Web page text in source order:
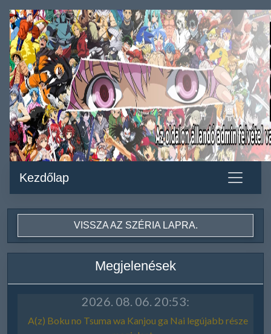
Kezdőlap
VISSZA AZ SZÉRIA LAPRA.
Megjelenések